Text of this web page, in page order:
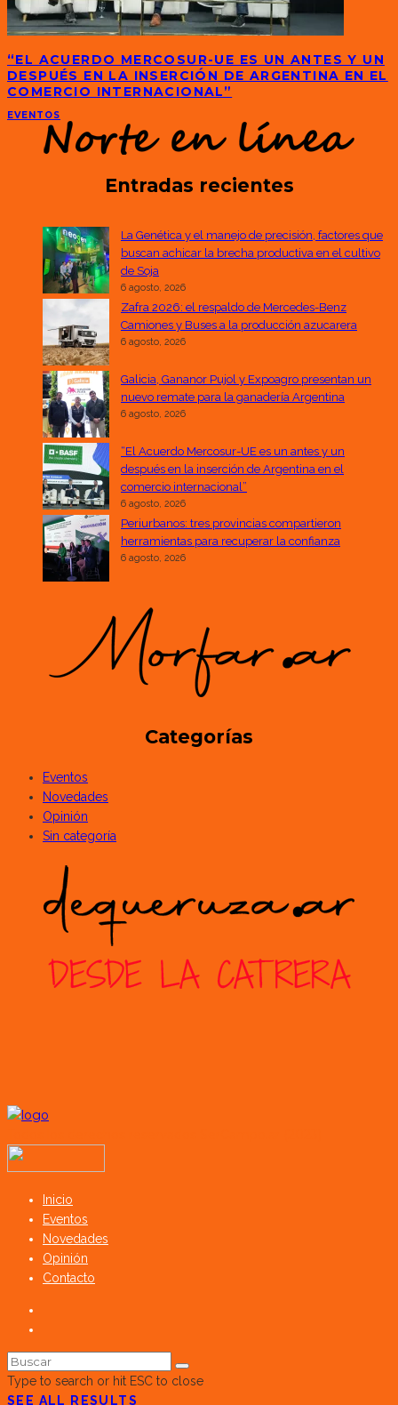
“EL ACUERDO MERCOSUR-UE ES UN ANTES Y UN
DESPUÉS EN LA INSERCIÓN DE ARGENTINA EN EL
COMERCIO INTERNACIONAL”
EVENTOS
Entradas recientes
La Genética y el manejo de precisión, factores que
buscan achicar la brecha productiva en el cultivo
de Soja
6 agosto, 2026
Zafra 2026: el respaldo de Mercedes-Benz
Camiones y Buses a la producción azucarera
6 agosto, 2026
Galicia, Gananor Pujol y Expoagro presentan un
nuevo remate para la ganadería Argentina
6 agosto, 2026
“El Acuerdo Mercosur-UE es un antes y un
después en la inserción de Argentina en el
comercio internacional”
6 agosto, 2026
Periurbanos: tres provincias compartieron
herramientas para recuperar la confianza
6 agosto, 2026
Categorías
Eventos
Novedades
Opinión
Sin categoría
Inicio
Eventos
Novedades
Opinión
Contacto
Type to search or hit ESC to close
SEE ALL RESULTS